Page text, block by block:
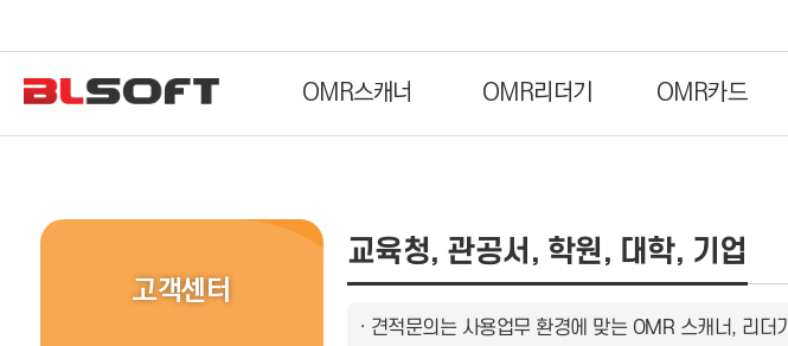
OMR스캐너 OMR리더기 OMR카드
고객센터
교육청, 관공서, 학원, 대학, 기업
· 견적문의는 사용업무 환경에 맞는 OMR 스캐너, 리